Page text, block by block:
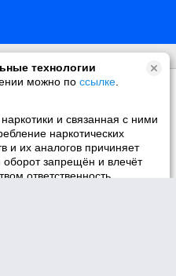
технологии
можно по ссылке
и связанная с ними
наркотических
и их аналогов причиняет
запрещён и влечёт
ответственность